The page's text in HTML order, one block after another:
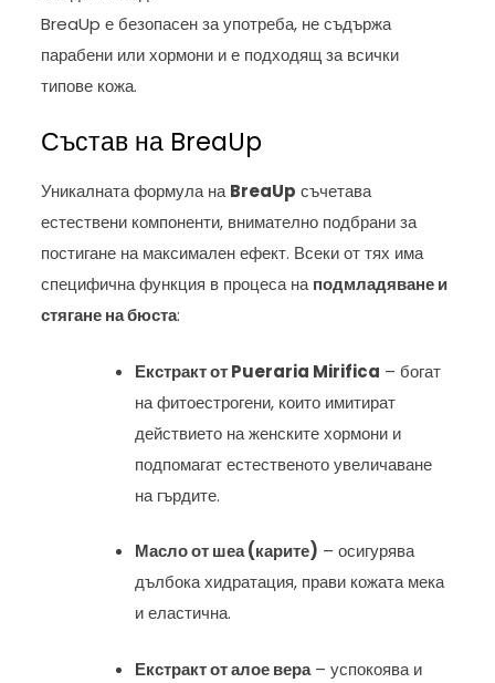
BreaUp е безопасен за употреба, не съдържа
парабени или хормони и е подходящ за всички
типове кожа.
Състав на BreaUp
Уникалната формула наBreaUp съчетава
естествени компоненти, внимателно подбрани за
постигане на максимален ефект. Всеки от тях има
специфична функция в процеса наподмладяване и
стягане на бюста:
Екстракт от Pueraria Mirifica – богат
на фитоестрогени, които имитират
действието на женските хормони и
подпомагат естественото увеличаване
на гърдите.
Масло от шеа (карите) – осигурява
дълбока хидратация, прави кожата мека
и еластична.
Екстракт от алое вера– успокоява и